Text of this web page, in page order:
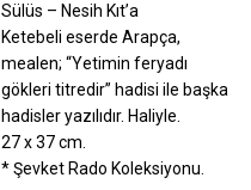
Sülüs – Nesih Kıt’a
Ketebeli eserde Arapça,
mealen; “Yetimin feryadı
gökleri titredir” hadisi ile başka
hadisler yazılıdır. Haliyle.
27 x 37 cm.
* Şevket Rado Koleksiyonu.